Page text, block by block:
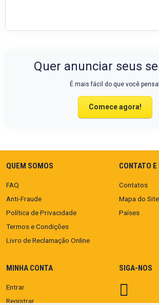
Quer anunciar seus
É mais fácil do que você
Comece agora!
QUEM SOMOS
FAQ
Anti-Fraude
Política de Privacidade
Termos e Condições
Livro de Reclamação Online
CONTATO
Contatos
Mapa do Site
Países
MINHA CONTA
Entrar
Registrar
SIGA-NOS